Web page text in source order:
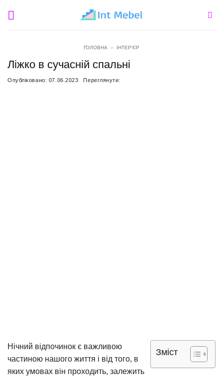
ГОЛОВНА » ІНТЕР'ЄР
Ліжко в сучасній спальні
Опубліковано: 07.06.2023 Переглянути:
Зміст
Нічний відпочинок є важливою
частиною нашого життя і від того, в
яких умовах він проходить, залежить